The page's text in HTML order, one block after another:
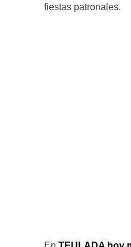
fiestas patronales.